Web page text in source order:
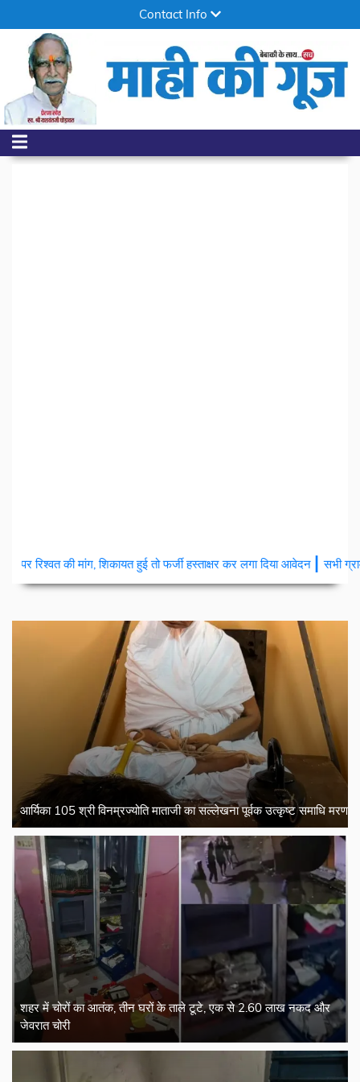
Contact Info
हुई तो फर्जी हस्ताक्षर कर लगा दिया आवेदन|सभी ग्राम पंचायत मे हुए
आर्यिका 105 श्री विनम्रज्योति माताजी का सल्लेखना पूर्वक उत्कृष्ट समाधि मरण
शहर में चोरों का आतंक, तीन घरों के ताले टूटे, एक से 2.60 लाख नकद और
जेवरात चोरी